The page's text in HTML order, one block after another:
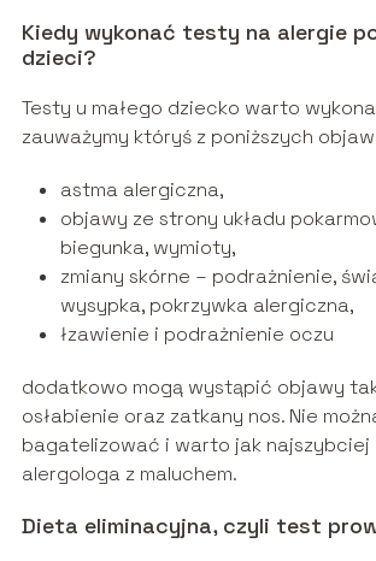
Kiedy wykonać testy na alergie
dzieci?
Testy u małego dziecko warto
zauważymy któryś z poniższych
astma alergiczna,
objawy ze strony układu
biegunka, wymioty,
zmiany skórne – podrażnienie,
wysypka, pokrzywka alergiczna,
łzawienie i podrażnienie oczu
dodatkowo mogą wystąpić objawy
osłabienie oraz zatkany nos. Nie
bagatelizować i warto jak najszybciej
alergologa z maluchem.
Dieta eliminacyjna, czyli test